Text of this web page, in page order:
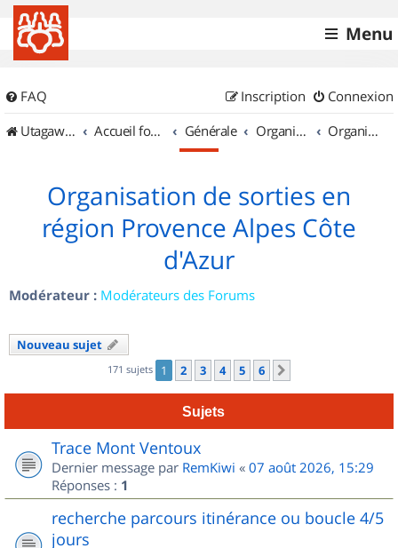
Menu
FAQ Connexion
Inscription
UtagawaVTT (Randos VTT et VTTAE avec traces GPS)
Accueil forum Générale Organisation de sorties & Recherche de partenaires Organisation de sorties en région Provence Alpes Côte d'Azur
Organisation de sorties en
région Provence Alpes Côte
d'Azur
Modérateur : Modérateurs des Forums
Nouveau sujet
171 sujets 1 2 3 4 5 6
Sujets
Trace Mont Ventoux
Dernier message par RemKiwi « 07 août 2026, 15:29
Réponses : 1
recherche parcours itinérance ou boucle 4/5
jours